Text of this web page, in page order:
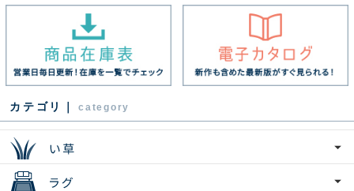
カテゴリ｜ category